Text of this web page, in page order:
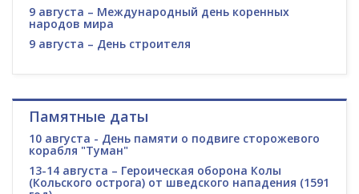
9 августа – Международный день коренных
народов мира
9 августа – День строителя
Памятные даты
10 августа - День памяти о подвиге сторожевого
корабля "Туман"
13-14 августа – Героическая оборона Колы
(Кольского острога) от шведского нападения (1591